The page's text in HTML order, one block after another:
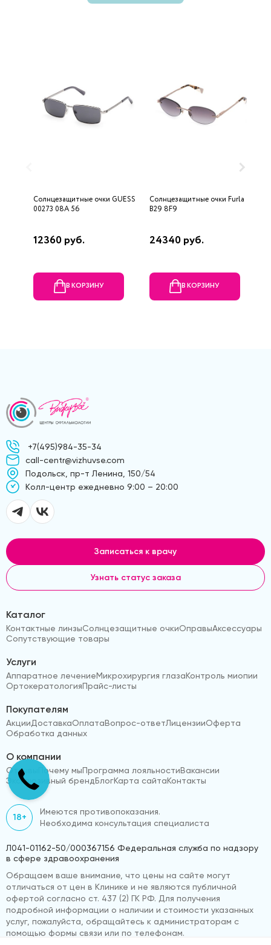
Солнцезащитные очки GUESS
00273 08A 56
12360 руб.
В КОРЗИНУ
Солнцезащитные очки Furla
B29 8F9
24340 руб.
В КОРЗИНУ
+7(495)984-35-34
call-centr@vizhuvse.com
Подольск, пр-т Ленина, 150/54
Kолл-центр ежедневно 9:00 – 20:00
Записаться к врачу
Узнать статус заказа
Каталог
Контактные линзыСолнцезащитные очкиОправыАксессуары
Сопутствующие товары
Услуги
Аппаратное лечениеМикрохирургия глазаКонтроль миопии
ОртокератологияПрайс-листы
Покупателям
АкцииДоставкаОплатаВопрос-ответЛицензииОферта
Обработка данных
О компании
Отзывы Почему мыПрограмма лояльностиВакансии
Эксклюзивный брендБлогКарта сайтаКонтакты
18+
Имеются противопоказания.
Необходима консультация специалиста
Л041-01162-50/000367156 Федеральная служба по надзору
в сфере здравоохранения
Обращаем ваше внимание, что цены на сайте могут
отличаться от цен в Клинике и не являются публичной
офертой согласно ст. 437 (2) ГК РФ. Для получения
подробной информации о наличии и стоимости указанных
услуг, пожалуйста, обращайтесь к администраторам с
помощью формы связи или по телефонам.